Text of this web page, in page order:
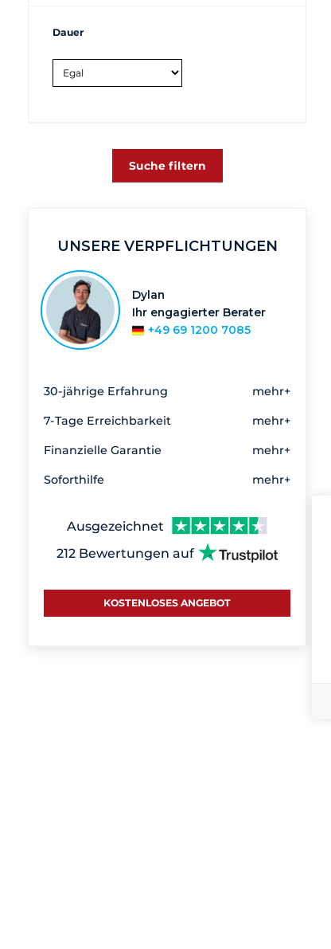
Dauer
Suche filtern
UNSERE VERPFLICHTUNGEN
Dylan
Ihr engagierter Berater
+49 69 1200 7085
30-jährige Erfahrung mehr+
7-Tage Erreichbarkeit mehr+
Finanzielle Garantie mehr+
Soforthilfe mehr+
Ausgezeichnet
212 Bewertungen auf
KOSTENLOSES ANGEBOT